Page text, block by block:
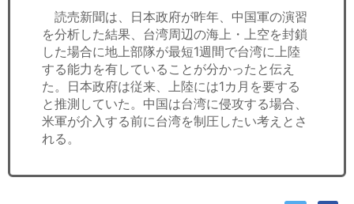
読売新聞は、日本政府が昨年、中国軍の演習
を分析した結果、台湾周辺の海上・上空を封鎖
した場合に地上部隊が最短1週間で台湾に上陸
する能力を有していることが分かったと伝え
た。日本政府は従来、上陸には1カ月を要する
と推測していた。中国は台湾に侵攻する場合、
米軍が介入する前に台湾を制圧したい考えとさ
れる。